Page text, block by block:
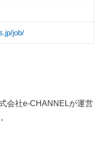
job/
会社e-CHANNELが運営